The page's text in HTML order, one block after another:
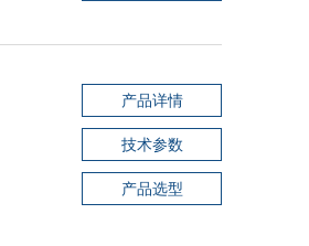
产品详情
技术参数
产品选型